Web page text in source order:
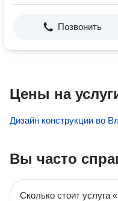
Позвонить
Цены на
Дизайн конструкции во
Вы часто
Сколько стоит услуга